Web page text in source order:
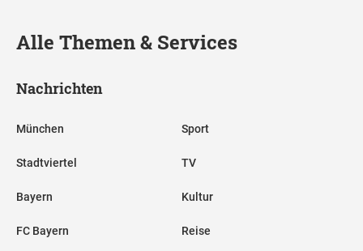
Alle Themen & Services
Nachrichten
München
Stadtviertel
Bayern
FC Bayern
Sport
TV
Kultur
Reise